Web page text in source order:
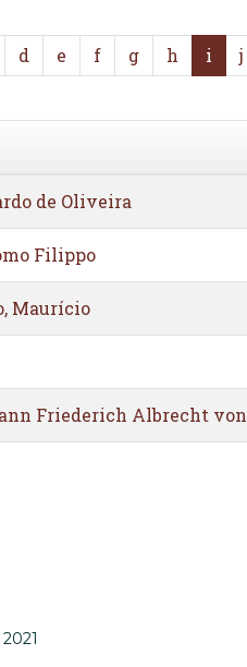
d e f g h i j
de Oliveira
Filippo
Maurício
Friederich Albrecht von